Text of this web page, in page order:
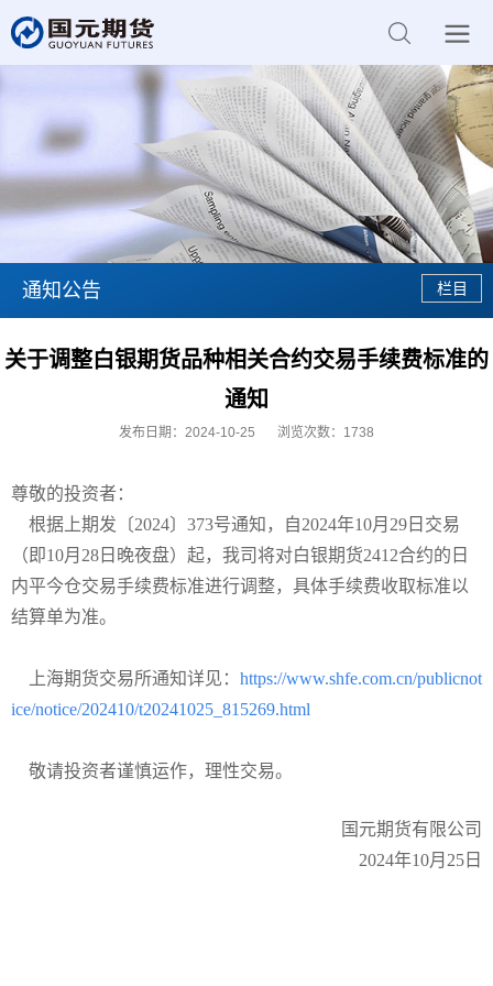
通知公告
关于调整白银期货品种相关合约交易手续费标准的
通知
发布日期：2024-10-25 浏览次数： 1738
尊敬的投资者：
根据上期发〔2024〕373号通知，自2024年10月29日交易
（即10月28日晚夜盘）起，我司将对白银期货2412合约的日
内平今仓交易手续费标准进行调整，具体手续费收取标准以
结算单为准。
上海期货交易所通知详见： https://www.shfe.com.cn/publicnot
ice/notice/202410/t20241025_815269.html
敬请投资者谨慎运作，理性交易。
国元期货有限公司
2024年10月25日